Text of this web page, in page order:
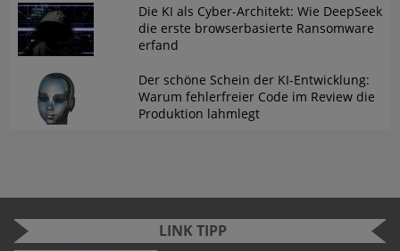
Die KI als Cyber-Architekt: Wie DeepSeek
die erste browserbasierte Ransomware
erfand
Der schöne Schein der KI-Entwicklung:
Warum fehlerfreier Code im Review die
Produktion lahmlegt
LINK TIPP